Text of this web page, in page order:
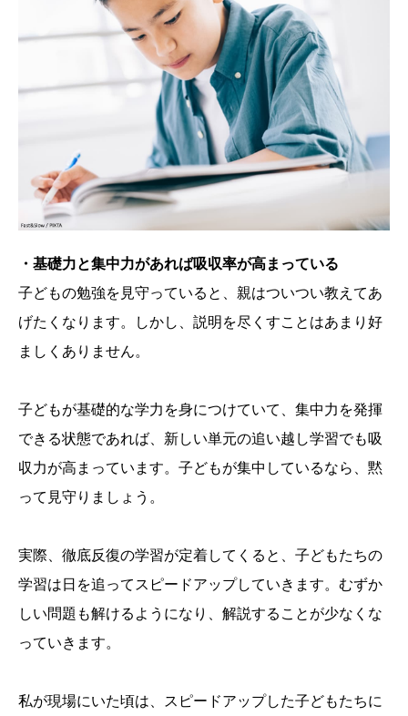
・基礎力と集中力があれば吸収率が高まっている
子どもの勉強を見守っていると、親はついつい教えてあ
げたくなります。しかし、説明を尽くすことはあまり好
ましくありません。
子どもが基礎的な学力を身につけていて、集中力を発揮
できる状態であれば、新しい単元の追い越し学習でも吸
収力が高まっています。子どもが集中しているなら、黙
って見守りましょう。
実際、徹底反復の学習が定着してくると、子どもたちの
学習は日を追ってスピードアップしていきます。むずか
しい問題も解けるようになり、解説することが少なくな
っていきます。
私が現場にいた頃は、スピードアップした子どもたちに